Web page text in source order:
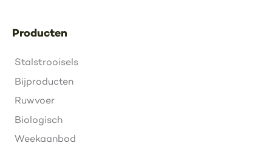
Producten
Stalstrooisels
Bijproducten
Ruwvoer
Biologisch
Weekaanbod